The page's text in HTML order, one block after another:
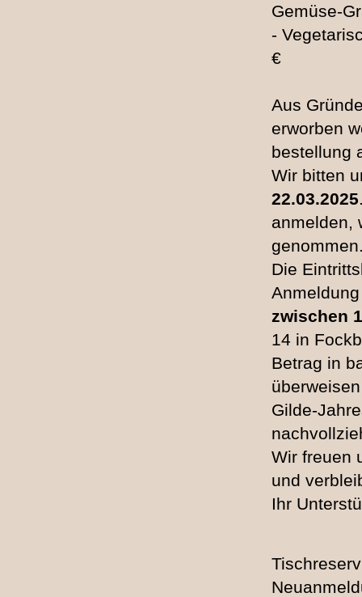
Gemüse-
-
€
Aus
erworben
bestellung
Wir bitten
22.03.2025
anmelden,
Die
zwischen
14 in
Betrag in
Gilde-
Wir freuen
und
Ihr